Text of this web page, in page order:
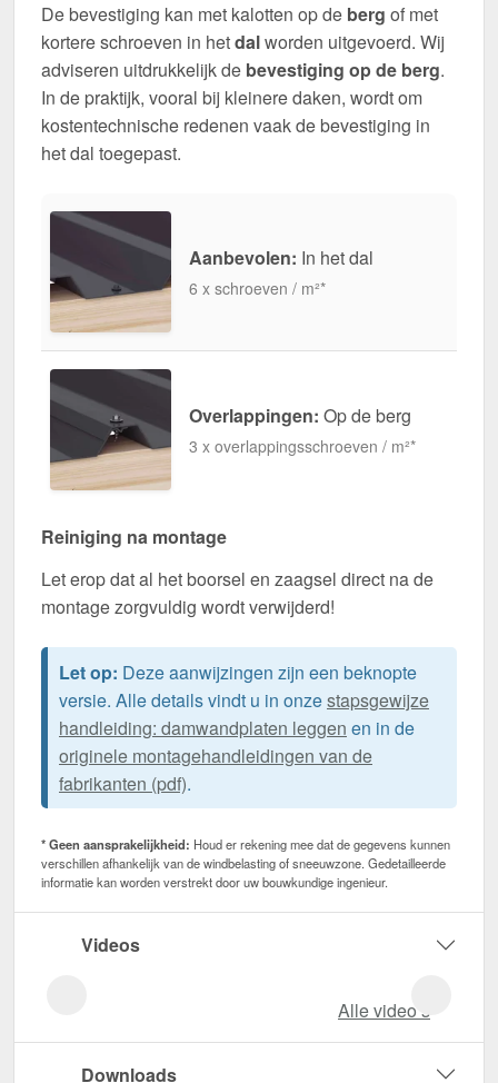
De bevestiging kan met kalotten op de berg of met
kortere schroeven in hetdalworden uitgevoerd. Wij
adviseren uitdrukkelijk de bevestiging op de berg.
In de praktijk, vooral bij kleinere daken, wordt om
kostentechnische redenen vaak de bevestiging in
het dal toegepast.
Aanbevolen: In het dal
6 x schroeven / m²*
Overlappingen: Op de berg
3 x overlappingsschroeven / m²*
Reiniging na montage
Let erop dat al het boorsel en zaagsel direct na de
montage zorgvuldig wordt verwijderd!
Let op: Deze aanwijzingen zijn een beknopte
versie. Alle details vindt u in onzestapsgewijze
handleiding: damwandplaten leggen en in de
originele montagehandleidingen van de
fabrikanten (pdf).
* Geen aansprakelijkheid: Houd er rekening mee dat de gegevens kunnen
verschillen afhankelijk van de windbelasting of sneeuwzone. Gedetailleerde
informatie kan worden verstrekt door uw bouwkundige ingenieur.
Videos
Alle video‘s
Downloads